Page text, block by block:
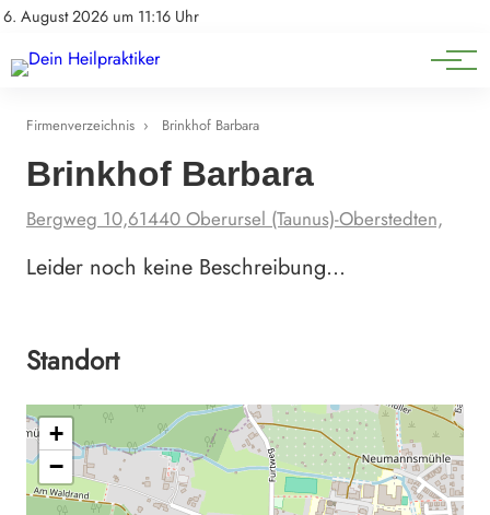
6. August 2026 um 11:16 Uhr
Impressum
Natürliche Medizin
Heilpflanzen & Kräuterkunde
Firmenverzeichnis › Brinkhof Barbara
Brinkhof Barbara
Bergweg 10,61440 Oberursel (Taunus)-Oberstedten,
Leider noch keine Beschreibung…
Standort
+
−